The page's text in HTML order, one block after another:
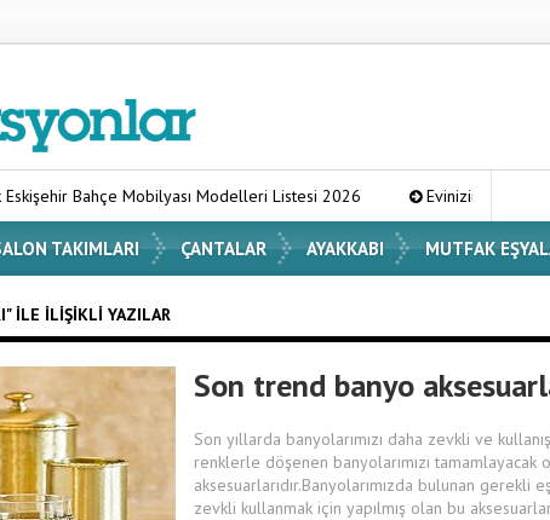
Mobilyası Modelleri Listesi 2026 Evinizin Atmosferini
TAKIMLARI ÇANTALAR AYAKKABI MUTFAK
ILE İLIŞIKLI YAZILAR
Son trend banyo
Son yıllarda banyolarımızı daha zevkli ve
renklerle döşenen banyolarımızı
aksesuarlarıdır.Banyolarımızda bulunan gerekli
zevkli kullanmak için yapılmış olan bu